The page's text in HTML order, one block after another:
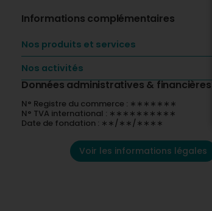
Informations complémentaires
Nos produits et services
Nos activités
Données administratives & financières
N° Registre du commerce : ∗∗∗∗∗∗∗
N° TVA international : ∗∗∗∗∗∗∗∗∗∗
Date de fondation : ∗∗/∗∗/∗∗∗∗
Voir les informations légales